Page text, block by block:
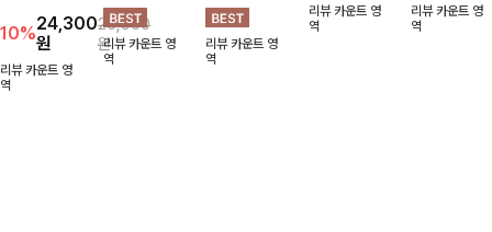
ITEM활용도 높
게 어디에든 다
양하게 즐겨주세
요 ;)
10%24,300
원
26,900
원
리뷰 카운트 영
역
요:-)
리뷰 카운트 영
역
어우러지는 볼
캡!베이직한 컬
러와 깔끔한 쉐
입으로 캐주얼부
리뷰 카운트 영
역
센스를 더해주는
아이템, 탄탄한
리뷰 카운트 영
역
좋은 덧신이에요
^^
리뷰 카운트 영
역